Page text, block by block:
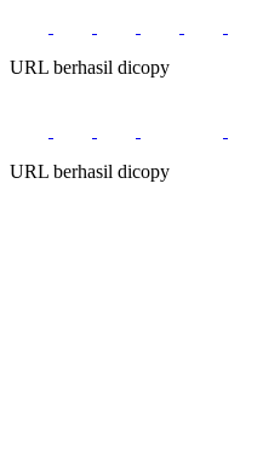
URL berhasil dicopy
URL berhasil dicopy